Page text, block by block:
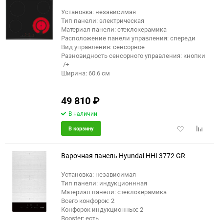
Установка: независимая
Тип панели: электрическая
Материал панели: стеклокерамика
Расположение панели управления: спереди
Вид управления: сенсорное
Разновидность сенсорного управления: кнопки
-/+
Ширина: 60.6 см
49 810₽
В наличии
Добавить
В корзину
Варочная панель Hyundai HHI 3772 GR
Установка: независимая
Тип панели: индукционнная
Материал панели: стеклокерамика
Всего конфорок: 2
Конфорок индукционных: 2
Booster: есть